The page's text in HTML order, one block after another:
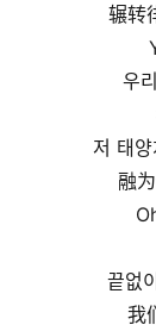
辗转
우
저 태
融
끝없
我